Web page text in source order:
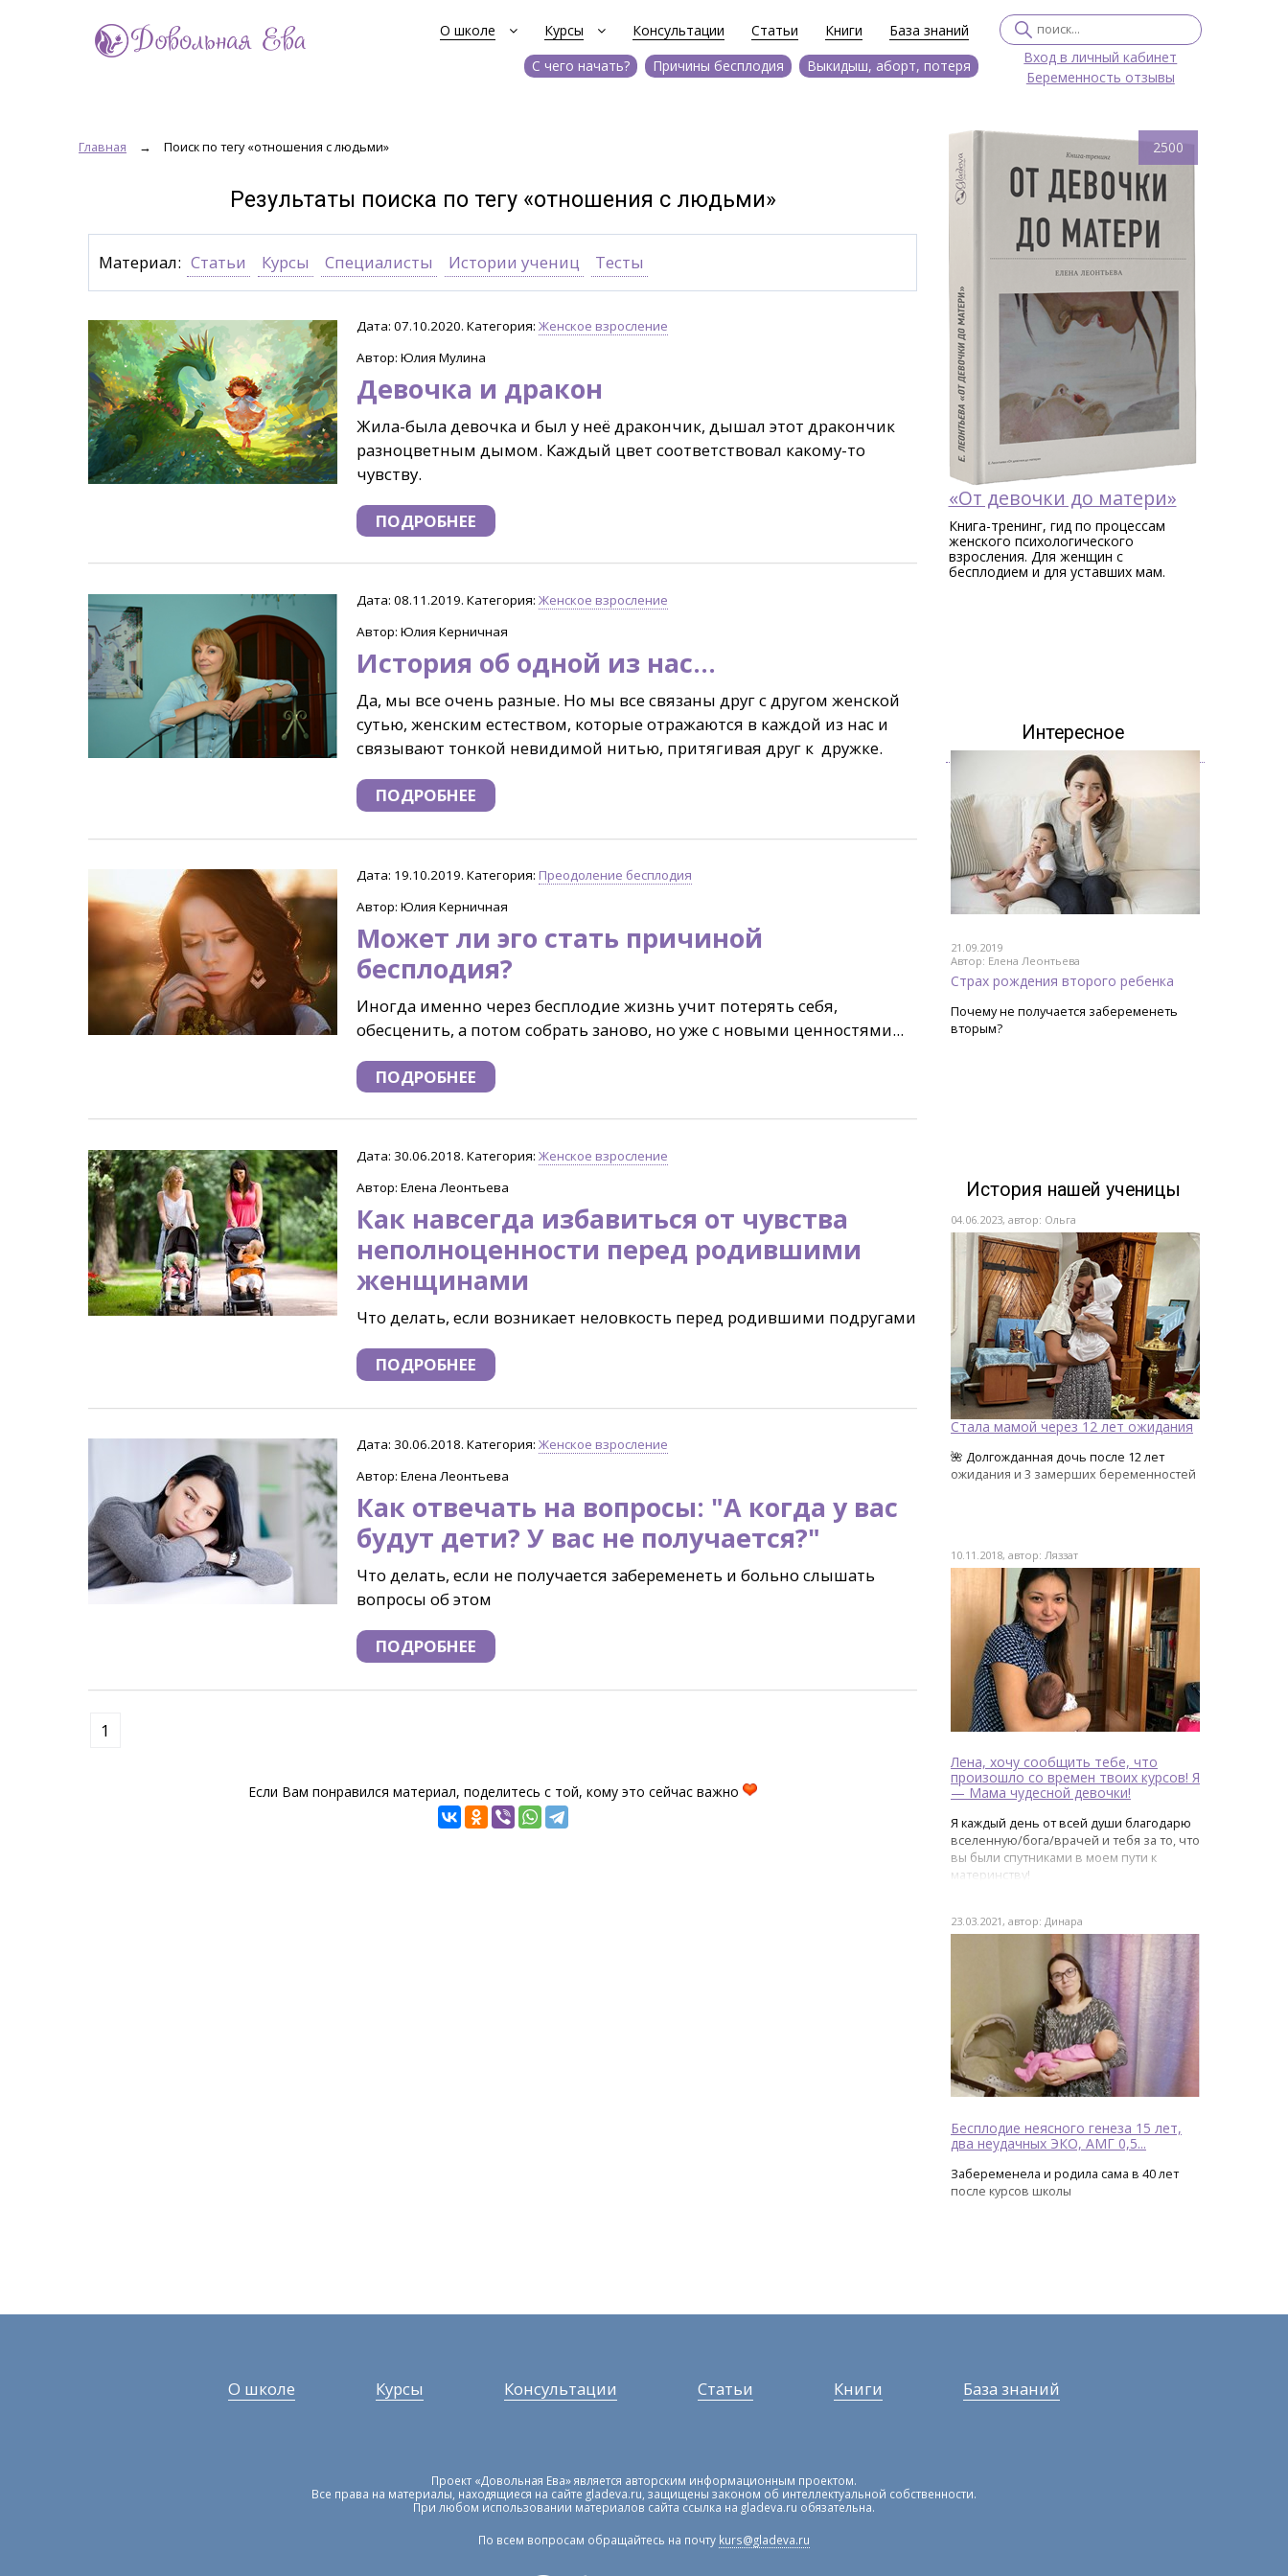
О школе Курсы Консультации Статьи Книги
База знаний
С чего начать?
Причины бесплодия Выкидыш, аборт, потеря
Вход в личный кабинет
Беременность отзывы
Главная → Поиск по тегу «отношения с людьми»
Результаты поиска по тегу «отношения с людьми»
Материал: Статьи Курсы Специалисты Истории учениц Тесты
Дата: 07.10.2020. Категория: Женское взросление
Автор: Юлия Мулина
Девочка и дракон
Жила-была девочка и был у неё дракончик, дышал этот дракончик
разноцветным дымом. Каждый цвет соответствовал какому-то
чувству.
ПОДРОБНЕЕ
Дата: 08.11.2019. Категория: Женское взросление
Автор: Юлия Керничная
История об одной из нас...
Да, мы все очень разные. Но мы все связаны друг с другом женской
сутью, женским естеством, которые отражаются в каждой из нас и
связывают тонкой невидимой нитью, притягивая друг к дружке.
ПОДРОБНЕЕ
Дата: 19.10.2019. Категория: Преодоление бесплодия
Автор: Юлия Керничная
Может ли эго стать причиной
бесплодия?
Иногда именно через бесплодие жизнь учит потерять себя,
обесценить, а потом собрать заново, но уже с новыми ценностями...
ПОДРОБНЕЕ
Дата: 30.06.2018. Категория: Женское взросление
Автор: Елена Леонтьева
Как навсегда избавиться от чувства
неполноценности перед родившими
женщинами
Что делать, если возникает неловкость перед родившими подругами
ПОДРОБНЕЕ
Дата: 30.06.2018. Категория: Женское взросление
Автор: Елена Леонтьева
Как отвечать на вопросы: "А когда у вас
будут дети? У вас не получается?"
Что делать, если не получается забеременеть и больно слышать
вопросы об этом
ПОДРОБНЕЕ
1
Если Вам понравился материал, поделитесь с той, кому это сейчас важно
2500
«От девочки до матери»
Книга-тренинг, гид по процессам
женского психологического
взросления. Для женщин c
бесплодием и для уставших мам.
Интересное
21.09.2019
Автор: Елена Леонтьева
Страх рождения второго ребенка
Почему не получается забеременеть
вторым?
История нашей ученицы
04.06.2023, автор: Ольга
Стала мамой через 12 лет ожидания
🌺 Долгожданная дочь после 12 лет
ожидания и 3 замерших беременностей
10.11.2018, автор: Ляззат
Лена, хочу сообщить тебе, что
произошло со времен твоих курсов! Я
— Мама чудесной девочки!
Я каждый день от всей души благодарю
вселенную/бога/врачей и тебя за то, что
вы были спутниками в моем пути к
материнству!
23.03.2021, автор: Динара
Бесплодие неясного генеза 15 лет,
два неудачных ЭКО, АМГ 0,5...
Забеременела и родила сама в 40 лет
после курсов школы
О школе Курсы Консультации Статьи Книги База знаний
Проект «Довольная Ева» является авторским информационным проектом.
Все права на материалы, находящиеся на сайте gladeva.ru, защищены законом об интеллектуальной собственности.
При любом использовании материалов сайта ссылка на gladeva.ru обязательна.
По всем вопросам обращайтесь на почту kurs@gladeva.ru